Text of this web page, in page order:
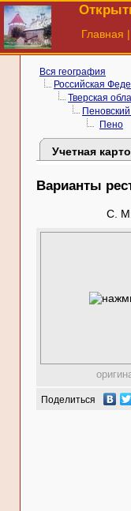
Главная |
Вся география
Российская
Тверская
Пено
Учетная
Варианты
С. М.
Поделиться